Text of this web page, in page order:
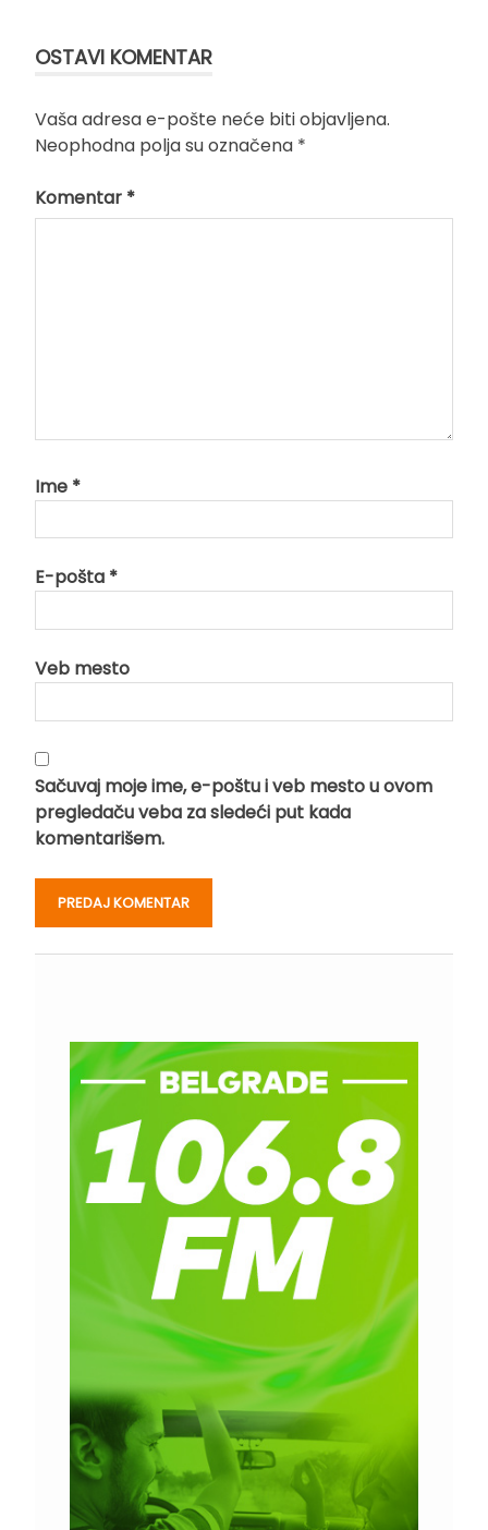
OSTAVI KOMENTAR
Vaša adresa e-pošte neće biti objavljena.
Neophodna polja su označena *
Komentar *
Ime *
E-pošta *
Veb mesto
Sačuvaj moje ime, e-poštu i veb mesto u ovom
pregledaču veba za sledeći put kada
komentarišem.